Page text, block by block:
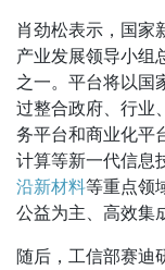
肖劲松表示，国家
产业发展领导小组
之一。平台将以国
过整合政府、行业
务平台和商业化平
计算等新一代信息
沿新材料等重点领
公益为主、高效集
随后，工信部赛迪